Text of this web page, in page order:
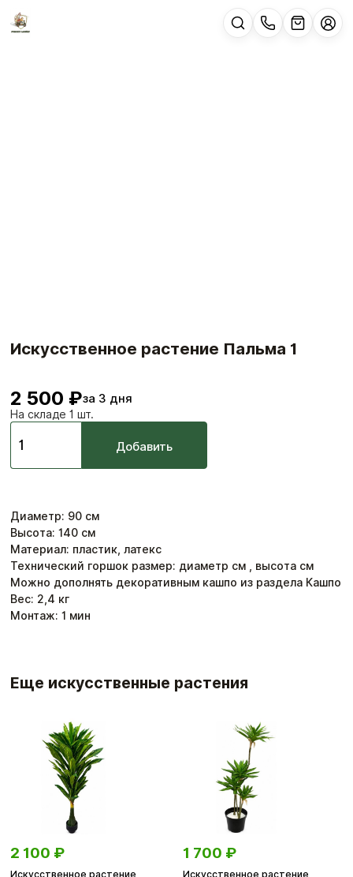
Искусственное растение Пальма 1
2 500 ₽за 3 дня
На складе 1 шт.
Добавить
Диаметр: 90 см
Высота: 140 см
Материал: пластик, латекс
Технический горшок размер: диаметр см , высота см
Можно дополнять декоративным кашпо из раздела Кашпо
Вес: 2,4 кг
Монтаж: 1 мин
Еще искусственные растения
2 100 ₽
Искусственное растение
1 700 ₽
Искусственное растение